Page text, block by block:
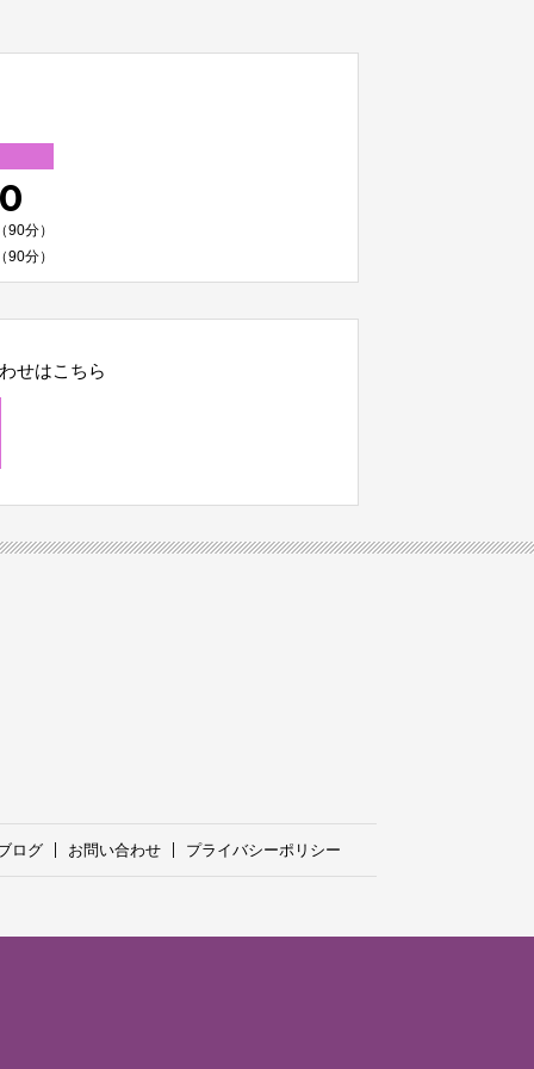
分）
分）
せはこちら
ログ お問い合わせ プライバシーポリシー